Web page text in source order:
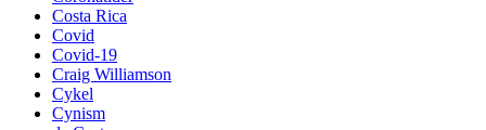
Costa Rica
Covid
Covid-19
Craig Williamson
Cykel
Cynism